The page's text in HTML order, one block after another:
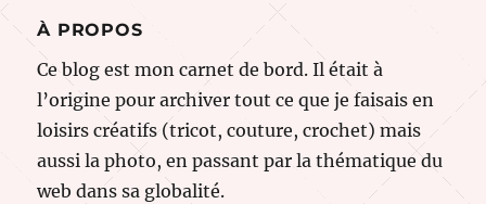
À PROPOS
Ce blog est mon carnet de bord. Il était à
l’origine pour archiver tout ce que je faisais en
loisirs créatifs (tricot, couture, crochet) mais
aussi la photo, en passant par la thématique du
web dans sa globalité.